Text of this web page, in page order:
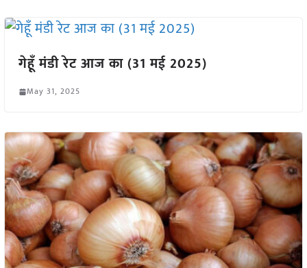
गेहूँ मंडी रेट आज का (31 मई 2025)
May 31, 2025